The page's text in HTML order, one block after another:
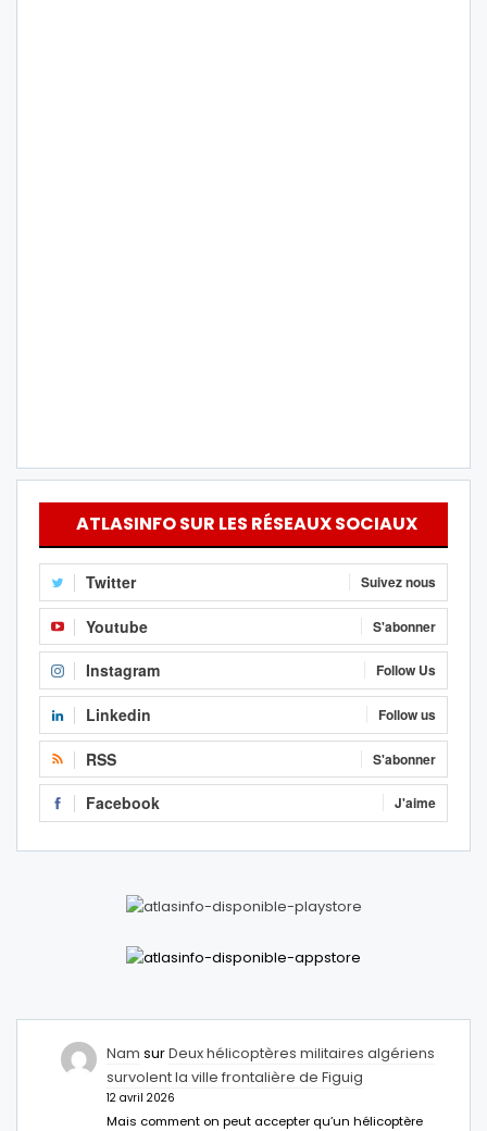
ATLASINFO SUR LES RÉSEAUX SOCIAUX
Twitter Suivez nous
Youtube S'abonner
Instagram Follow Us
Linkedin Follow us
RSS S'abonner
Facebook J'aime
Nam surDeux hélicoptères militaires algériens
survolent la ville frontalière de Figuig
12 avril 2026
Mais comment on peut accepter qu’un hélicoptère